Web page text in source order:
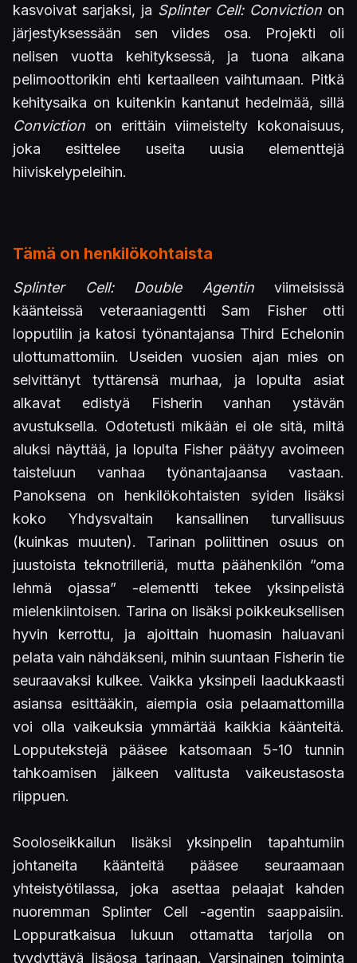
kasvoivat sarjaksi, ja Splinter Cell: Conviction on
järjestyksessään sen viides osa. Projekti oli
nelisen vuotta kehityksessä, ja tuona aikana
pelimoottorikin ehti kertaalleen vaihtumaan. Pitkä
kehitysaika on kuitenkin kantanut hedelmää, sillä
Conviction on erittäin viimeistelty kokonaisuus,
joka esittelee useita uusia elementtejä
hiiviskelypeleihin.
Tämä on henkilökohtaista
Splinter Cell: Double Agentinviimeisissä
käänteissä veteraaniagentti Sam Fisher otti
lopputilin ja katosi työnantajansa Third Echelonin
ulottumattomiin. Useiden vuosien ajan mies on
selvittänyt tyttärensä murhaa, ja lopulta asiat
alkavat edistyä Fisherin vanhan ystävän
avustuksella. Odotetusti mikään ei ole sitä, miltä
aluksi näyttää, ja lopulta Fisher päätyy avoimeen
taisteluun vanhaa työnantajaansa vastaan.
Panoksena on henkilökohtaisten syiden lisäksi
koko Yhdysvaltain kansallinen turvallisuus
(kuinkas muuten). Tarinan poliittinen osuus on
juustoista teknotrilleriä, mutta päähenkilön ”oma
lehmä ojassa” -elementti tekee yksinpelistä
mielenkiintoisen. Tarina on lisäksi poikkeuksellisen
hyvin kerrottu, ja ajoittain huomasin haluavani
pelata vain nähdäkseni, mihin suuntaan Fisherin tie
seuraavaksi kulkee. Vaikka yksinpeli laadukkaasti
asiansa esittääkin, aiempia osia pelaamattomilla
voi olla vaikeuksia ymmärtää kaikkia käänteitä.
Lopputekstejä pääsee katsomaan 5-10 tunnin
tahkoamisen jälkeen valitusta vaikeustasosta
riippuen.
Sooloseikkailun lisäksi yksinpelin tapahtumiin
johtaneita käänteitä pääsee seuraamaan
yhteistyötilassa, joka asettaa pelaajat kahden
nuoremman Splinter Cell -agentin saappaisiin.
Loppuratkaisua lukuun ottamatta tarjolla on
tyydyttävä lisäosa tarinaan. Varsinainen toiminta